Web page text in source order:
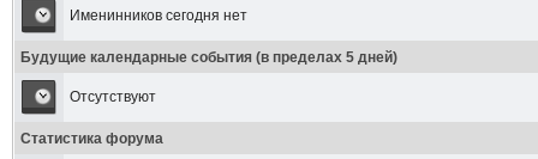
Именинников сегодня нет
Будущие календарные события (в пределах 5 дней)
Отсутствуют
Статистика форума